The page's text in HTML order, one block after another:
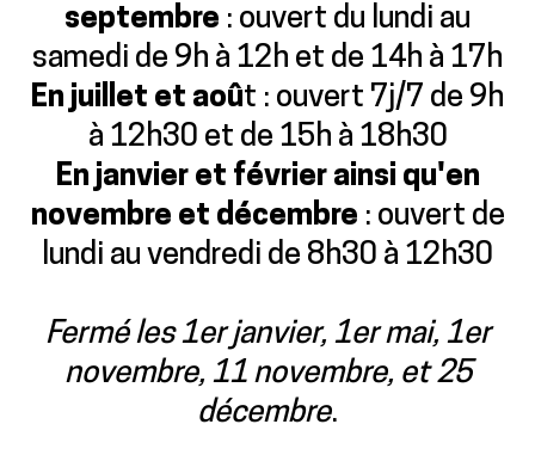
septembre : ouvert du lundi au
samedi de 9h à 12h et de 14h à 17h
En juillet et août : ouvert 7j/7 de 9h
à 12h30 et de 15h à 18h30
En janvier et février ainsi qu'en
novembre et décembre : ouvert de
lundi au vendredi de 8h30 à 12h30
Fermé les 1er janvier, 1er mai, 1er
novembre, 11 novembre, et 25
décembre.